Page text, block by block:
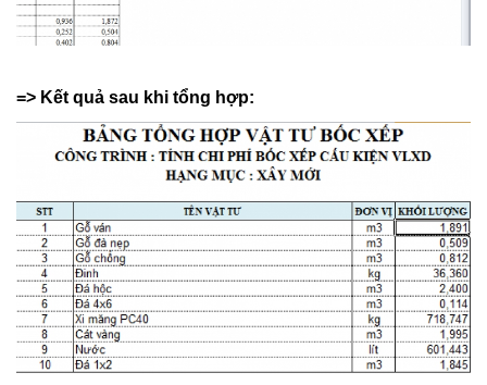
=> Kết quả sau khi tổng hợp: